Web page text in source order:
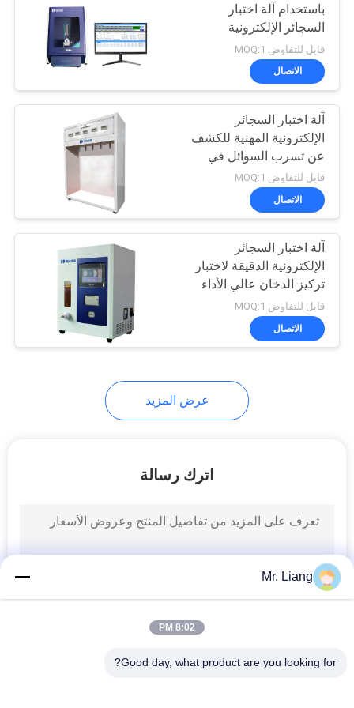
تسارع غرفة
الشيخوخة
61
ip معدات الاختبار
39
تآكل إختبار غرفة
38
باستخدام آلة اختبار
السجائر الإلكترونية
قابل للتفاوض MOQ:1
الاتصال
آلة اختبار السجائر
الإلكترونية المهنية للكشف
عن تسرب السوائل في
السجائر الإلكترونية
قابل للتفاوض MOQ:1
الاتصال
آلة اختبار السجائر
الإلكترونية الدقيقة لاختبار
تركيز الدخان عالي الأداء
قابل للتفاوض MOQ:1
الاتصال
عرض المزيد
اترك رسالة
Mr. Liang
8:02 PM
Good day, what product are you looking for?